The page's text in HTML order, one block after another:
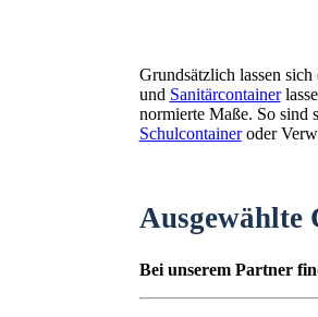
Grundsätzlich lassen
und Sanitärcontainer
normierte Maße. So sind
Schulcontaineroder
Ausgewählte
Bei unserem Partner